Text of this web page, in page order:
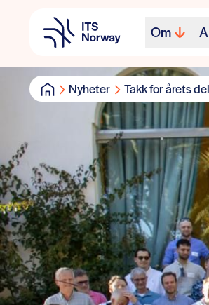
Om
Nyheter Takk for årets